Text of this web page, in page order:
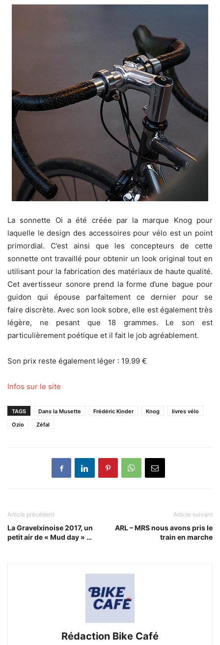
La sonnette Oi a été créée par la marque Knog pour
laquelle le design des accessoires pour vélo est un point
primordial. C’est ainsi que les concepteurs de cette
sonnette ont travaillé pour obtenir un look original tout en
utilisant pour la fabrication des matériaux de haute qualité.
Cet avertisseur sonore prend la forme d’une bague pour
guidon qui épouse parfaitement ce dernier pour se
faire discrète. Avec son look sobre, elle est également très
légère, ne pesant que 18 grammes. Le son est
particulièrement poétique et il fait le job agréablement.
Son prix reste également léger : 19.99 €
Infos sur le site
TAGS Dans la Musette Frédéric Kinder Knog
livres vélo
Ozio
Zéfal
Article précédent
La Gravelxinoise 2017, un
petit air de « Mud day » …
Article suivant
ARL – MRS nous avons pris le
train en marche
Rédaction Bike Café